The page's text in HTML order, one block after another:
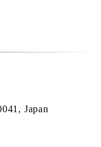
Japan